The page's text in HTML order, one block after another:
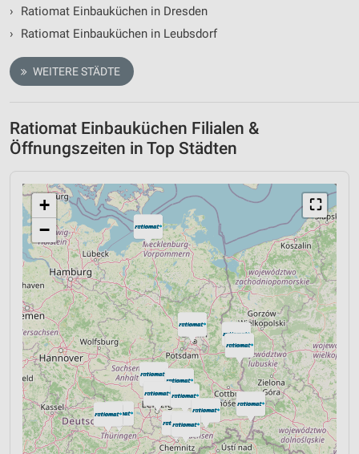
›
Ratiomat Einbauküchen in Dresden
›
Ratiomat Einbauküchen in Leubsdorf
WEITERE STÄDTE
Ratiomat Einbauküchen Filialen &
Öffnungszeiten in Top Städten
⛶
+
−